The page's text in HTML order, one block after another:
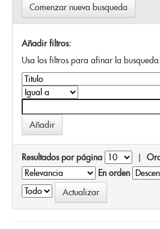
Comenzar nueva busqueda
Añadir filtros:
Usa los filtros para afinar la busqueda.
Resultados por página |
En orden